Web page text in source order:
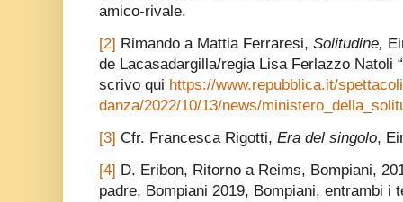
amico-rivale.
[2] Rimando a Mattia Ferraresi, Solitudine,
de Lacasadargilla/regia Lisa Ferlazzo Natoli
scrivo qui https://www.repubblica.it/
danza/2022/10/13/news/
[3] Cfr. Francesca Rigotti, Era del singolo,
[4] D. Eribon, Ritorno a Reims, Bompiani,
padre, Bompiani 2019, Bompiani, entrambi i